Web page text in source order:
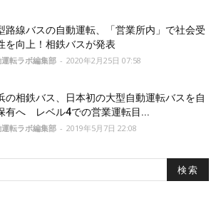
路線バスの自動運転、「営業所内」で社会受
を向上！相鉄バスが発表
運転ラボ編集部 - 2020年2月25日 07:58
の相鉄バス、日本初の大型自動運転バスを自
有へ レベル4での営業運転目...
運転ラボ編集部 - 2019年5月7日 22:08